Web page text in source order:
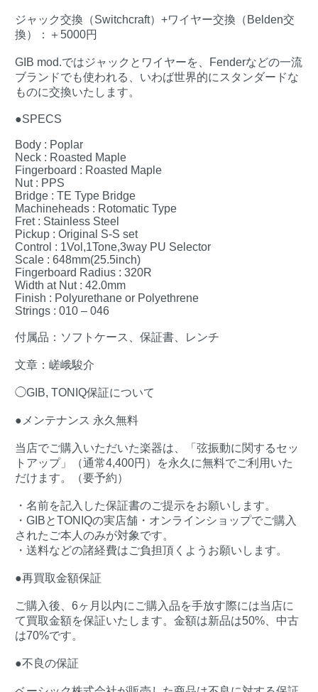
ジャック交換（Switchcraft）+ワイヤー交換（Belden交
換）：＋5000円
GIB mod.ではジャックとワイヤーを、Fenderなどの一流
ブランドでも使われる、いわば世界的にスタンダードな
ものに交換いたします。
●SPECS
Body : Poplar
Neck : Roasted Maple
Fingerboard : Roasted Maple
Nut : PPS
Bridge : TE Type Bridge
Machineheads : Rotomatic Type
Fret : Stainless Steel
Pickup : Original S-S set
Control : 1Vol,1Tone,3way PU Selector
Scale : 648mm(25.5inch)
Fingerboard Radius : 320R
Width at Nut : 42.0mm
Finish : Polyurethane or Polyethrene
Strings : 010 – 046
付属品：ソフトケース、保証書、レンチ
文章：嵯峨駿介
◯GIB, TONIQ保証について
●メンテナンス 永久無料
当店でご購入いただいた楽器は、「弦振動に関するセッ
トアップ」（通常4,400円）を永久に無料でご利用いた
だけます。（要予約）
・名前を記入した保証書のご提示をお願いします。
・GIBとTONIQの実店舗・オンラインショップでご購入
されたご本人のみが対象です。
・送料などの諸経費はご負担頂くようお願いします。
●再買取金額保証
ご購入後、6ヶ月以内にご購入品を手放す際には当店に
て買取金額を保証いたします。金額は新品は50%、中古
は70%です。
●不良の保証